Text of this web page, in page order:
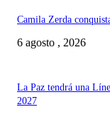
Camila Zerda
6 agosto , 2026
La Paz tendrá una
2027